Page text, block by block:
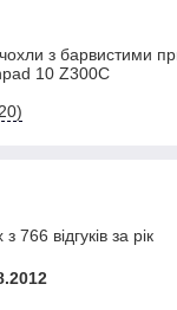
з барвистими
10 Z300C
766 відгуків за рік